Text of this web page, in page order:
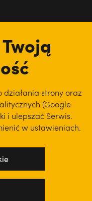
działania strony oraz
(Google
i ulepszać Serwis.
w ustawieniach.